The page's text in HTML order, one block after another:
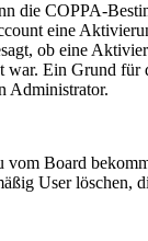
die COPPA-
eine
ob eine
war. Ein Grund für
Administrator.
vom Board
User löschen,